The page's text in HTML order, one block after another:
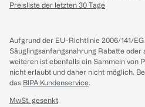
Preisliste der letzten 30 Tage
Aufgrund der EU-Richtlinie 2006/141/
Säuglingsanfangsnahrung Rabatte oder
weiteren ist ebenfalls ein Sammeln von
nicht erlaubt und daher nicht möglich.
das BIPA Kundenservice.
MwSt. gesenkt